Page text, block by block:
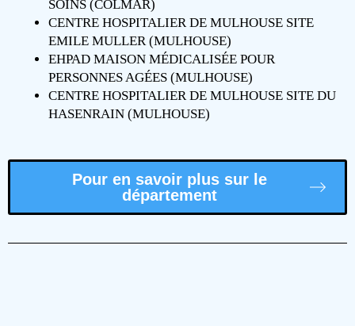
SOINS (COLMAR)
CENTRE HOSPITALIER DE MULHOUSE SITE
EMILE MULLER (MULHOUSE)
EHPAD MAISON MÉDICALISÉE POUR
PERSONNES AGÉES (MULHOUSE)
CENTRE HOSPITALIER DE MULHOUSE SITE DU
HASENRAIN (MULHOUSE)
Pour en savoir plus sur le
département